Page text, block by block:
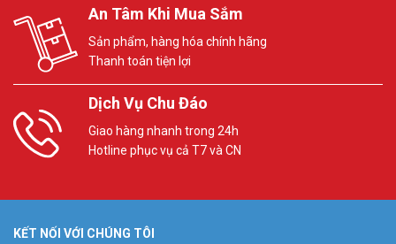
An Tâm Khi Mua Sắm
Sản phẩm, hàng hóa chính hãng
Thanh toán tiện lợi
Dịch Vụ Chu Đáo
Giao hàng nhanh trong 24h
Hotline phục vụ cả T7 và CN
KẾT NỐI VỚI CHÚNG TÔI